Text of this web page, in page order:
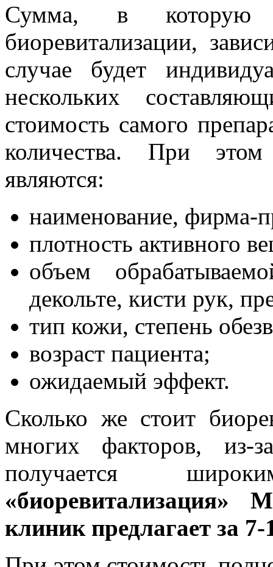
Сумма, в которую
биоревитализации,
случае будет
нескольких
стоимость самого
количества. При
являются:
наименование, фирма-
плотность активного
объем
декольте, кисти рук,
тип кожи, степень
возраст пациента;
ожидаемый эффект.
Сколько же стоит
многих факторов, из-
получается
клиник предлагает за